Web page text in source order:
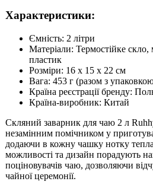
Характеристики:
Ємність: 2 літри
Матеріали: Термостійке скло,
пластик
Розміри: 16 х 15 х 22 см
Вага: 453 г (разом з
Країна реєстрації бренду:
Країна-виробник: Китай
Скляний заварник для чаю 2 л
незамінним помічником у
додаючи в кожну чашку нотку
можливості та дизайн порадують
поціновувачів чаю, дозволяючи
чайної церемонії.